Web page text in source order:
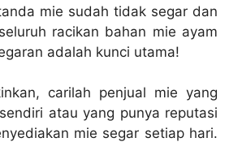
mie sudah tidak segar dan
racikan bahan mie ayam
adalah kunci utama!
carilah penjual mie yang
atau yang punya reputasi
mie segar setiap hari.